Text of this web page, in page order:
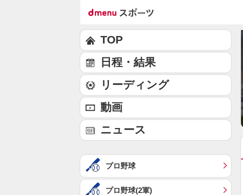
TOP
日程・結果
リーディング
動画
ニュース
プロ野球
プロ野球(2軍)